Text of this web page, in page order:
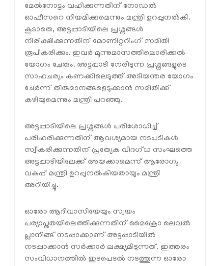
മേല്‍നോട്ടം വഹിക്കുന്നതിന് നോഡല്‍
ഓഫീസറെ നിയമിക്കുമെന്നും മന്ത്രി ഉറപ്പുനല്‍കി.
കൂടാതെ, അട്ടപ്പാടിയിലെ പ്രശ്നങ്ങള്‍
നിരീക്ഷിക്കുന്നതിന് മോണിറ്ററിംഗ് സമിതി
രൂപീകരിക്കും. ഇവര്‍ മൂന്നുമാസത്തിലൊരിക്കല്‍
യോഗം ചേരും. അട്ടപ്പാടി നേരിടുന്ന പ്രശ്നങ്ങളുടെ
സാഹചര്യം കണക്കിലെടുത്ത് അടിയന്തര യോഗം
ചേര്‍ന്ന് തീരുമാനങ്ങളെടുക്കാന്‍ സമിതിക്ക്
കഴിയുമെന്നും മന്ത്രി പറഞ്ഞു.
അട്ടപ്പാടിയിലെ പ്രശ്നങ്ങള്‍ പരിശോധിച്ച്
പരിഹരിക്കുന്നതിന് ആവശ്യമായ നടപടികള്‍
സ്വീകരിക്കുന്നതിന് പ്രത്യേക വിദഗ്ധ സംഘത്തെ
അട്ടപ്പാടിയിലേക്ക് അയക്കാമെന്ന് ആരോഗ്യ
വകുപ്പ് മന്ത്രി ഉറപ്പുനല്‍കിയതായും മന്ത്രി
അറിയിച്ചു.
ഓരോ ആദിവാസിയേയും സ്വയം
പര്യാപ്തതയിലെത്തിക്കുന്നതിന് മൈക്രോ ലെവല്‍
പ്ലാനിങ്ങ് നടപ്പാക്കാണ് അട്ടപ്പാടിയില്‍
നടപ്പാക്കാന്‍ സര്‍ക്കാര്‍ ലക്ഷ്യമിടുന്നത്. ഇത്തരം
സംവിധാനത്തില്‍ ഇടപെടല്‍ നടത്തുന്ന ഓരോ